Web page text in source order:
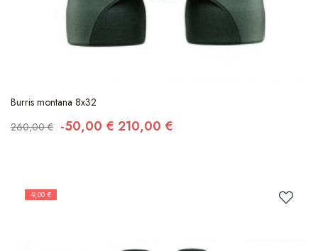
Burris montana 8x32
260,00 € -50,00 € 210,00 €
-9,00 €